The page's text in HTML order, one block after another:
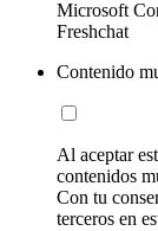
Microsoft
Freshchat
Contenido
Al aceptar
contenidos
Con tu
terceros en